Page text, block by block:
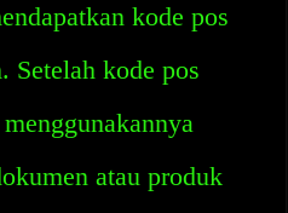
kode pos
kode pos
atau produk